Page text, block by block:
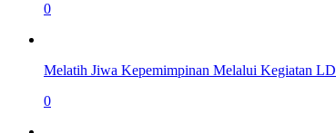
0
Melatih Jiwa Kepemimpinan Melalui Kegiatan
0